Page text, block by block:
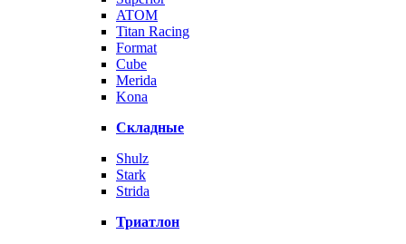
ATOM
Titan Racing
Format
Cube
Merida
Kona
Складные
Shulz
Stark
Strida
Триатлон